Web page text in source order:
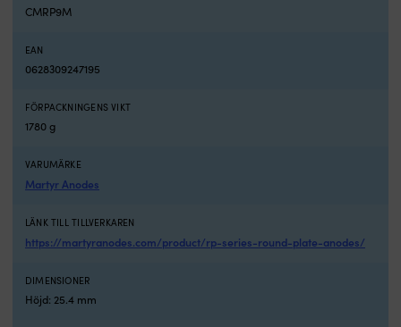
CMRP9M
EAN
0628309247195
FÖRPACKNINGENS VIKT
1780 g
VARUMÄRKE
Martyr Anodes
LÄNK TILL TILLVERKAREN
https://martyranodes.com/product/rp-series-round-plate-anodes/
DIMENSIONER
Höjd: 25.4 mm